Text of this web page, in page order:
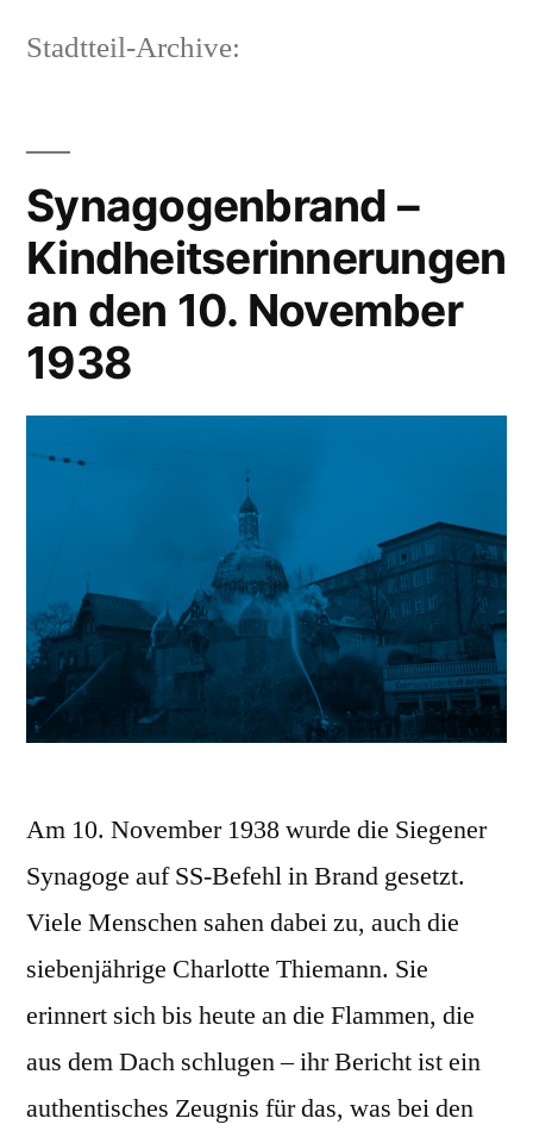
Stadtteil-Archive:
Synagogenbrand –
Kindheitserinnerungen
an den 10. November
1938
Am 10. November 1938 wurde die Siegener
Synagoge auf SS-Befehl in Brand gesetzt.
Viele Menschen sahen dabei zu, auch die
siebenjährige Charlotte Thiemann. Sie
erinnert sich bis heute an die Flammen, die
aus dem Dach schlugen – ihr Bericht ist ein
authentisches Zeugnis für das, was bei den